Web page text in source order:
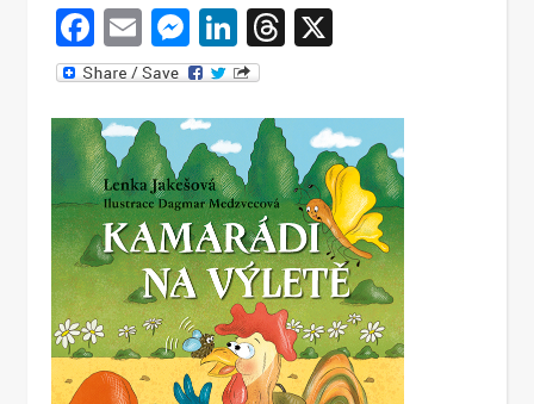
Facebook
EmailMessenger
LinkedIn
Threads